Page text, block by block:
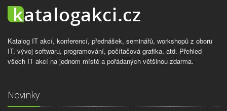
Katalog IT akcí, konferencí, přednášek, seminářů, workshopů z oboru
IT, vývoj softwaru, programování, počítačová grafika, atd. Přehled
všech IT akcí na jednom místě a pořádaných většinou zdarma.
Novinky